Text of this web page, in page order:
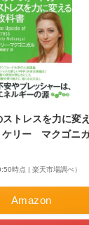
トレスを力に変
ケリー マクゴニ
時点 | 楽天市場調べ）
Amazon